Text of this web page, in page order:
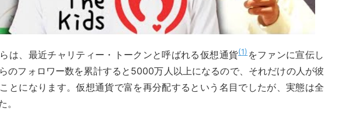
は、最近チャリティー・トークンと呼ばれる仮想通貨 1 をファンに宣伝し
のフォロワー数を累計すると5000万人以上になるので、それだけの人が彼
とになります。仮想通貨で富を再分配するという名目でしたが、実態は全
。